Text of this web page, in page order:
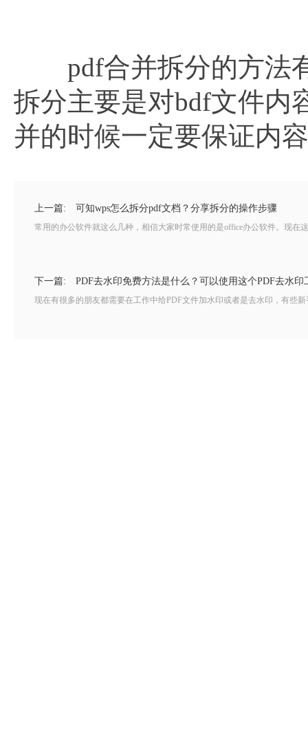
pdf合并拆分的方法有
拆分主要是对bdf文件内
并的时候一定要保证内
上一篇: 可知wps怎么拆分pdf文档？分享拆分的操作步骤
常用的办公软件就这么几种，相信大家时常使用的是office办公软件。现在
下一篇: PDF去水印免费方法是什么？可以使用这个PDF去水印
现在有很多的朋友都需要在工作中给PDF文件加水印或者是去水印，有些